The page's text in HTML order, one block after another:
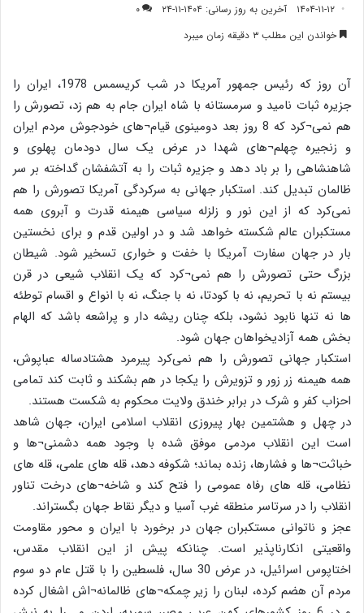
۱۴۰۴-۱۱-۱۲ آخرین به روز رسانی: ۱۴۰۴-۱۱-۲۴
۰
خواندن این مطلب ۳ دقیقه زمان میبرد
آن روز که رئیس جمهور آمریکا در شب کریسمس 1978، ایران را
جزیره ثبات نامید و سرمستانه با شاه ایران جام به هم زد، تصورش را
هم نمی¬کرد که 8 روز بعد دومینوی قیام¬های خودجوش مردم ایران
و زنجیره چهلم¬های شهدا در عرض یک سال دودمان پهلوی و
شاهنشاهی را بر باد دهد و جزیره ثبات را به آتشفشان گداخته بر سر
ظالمان تبدیل کند. استکبار جهانی به سرکردگی آمریکا تصورش را هم
نمی‌کرد که از این نور و زلزله سیاسی هیمنه قدرت و آبروی همه
مستکبران عالم شکسته خواهد شد و در اولین قدم و برای نخستین
بار در جهان سفارت آمریکا با خفت و خواری تسخیر شود. شیطان
بزرگ حتی تصورش را هم نمی¬کرد که یک انقلاب شیعی در قرن
بیستم نه با تحریم، نه با کودتا، نه با جنگ، نه با انواع و اقسام توطئه
ها نه تنها نابود نشود، بلکه چنان ریشه دار و پراشعه باشد که الهام
بخش همه آزادیخواهان جهان شود.
استکبار جهانی تصورش را هم نمی‌کرد پیرمرد هشتادساله عباپوش،
همه هیمنه زر زور و تزویرش را یکجا در هم بشکند و ثابت کند تمامی
احزاب کفر و شرک در برابر خندق ولایت محکوم به شکست هستند.
در چهل و هشتمین بهار پیروزی انقلاب اسلامی ایران، جهان شاهد
است این انقلاب مردمی موفق شده با وجود همه دشمنی¬ها و
خباثت¬ها و فشارها، زنده بماند؛ شکوفه دهد، قله های علمی، قله های
نظامی، قله های رفاه عمومی را فتح کند و شاخه¬های درخت تناور
انقلاب را در سرتاسر منطقه غرب آسیا و دیگر نقاط جهان بگستراند.
عجز و ناتوانی مستکبران جهان در برخورد با ایران و محور مقاومت
واقعیتی انکارناپذیر است. چنانکه پیش از این انقلاب مقدس،
اختاپوس اسرائیل، در عرض 30 سال، فلسطین را با قتل عام دو سوم
مردم آن هضم کرده، لبنان را زیر چمکه¬های ظالمانه¬اش اشغال کرده